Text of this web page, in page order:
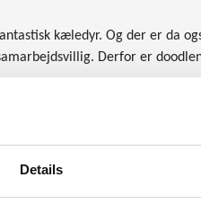
Details
kæledyr. Og der er da
Derfor er
ønsker en hund, som kan få
en hund, som er sat i verden
i sit eget selskab. En